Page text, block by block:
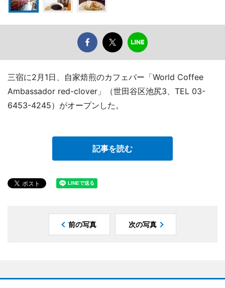
三宿に2月1日、自家焙煎のカフェバー「World Coffee
Ambassador red-clover」（世田谷区池尻3、TEL 03-
6453-4245）がオープンした。
記事を読む
前の写真 次の写真